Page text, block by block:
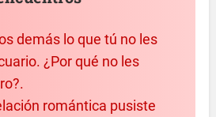
demás lo que tú no les
¿Por qué no les
romántica pusiste